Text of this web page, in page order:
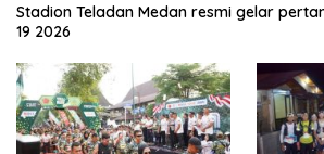
Stadion Teladan Medan resmi gelar
19 2026